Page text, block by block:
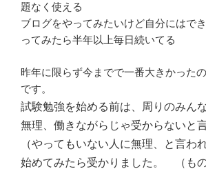
題なく使える
ブログをやってみたいけど自分には
ってみたら半年以上毎日続いてる
昨年に限らず今までで一番大きかった
です。
試験勉強を始める前は、周りのみん
無理、働きながらじゃ受からないと
（やってもいない人に無理、と言わ
始めてみたら受かりました。 （も